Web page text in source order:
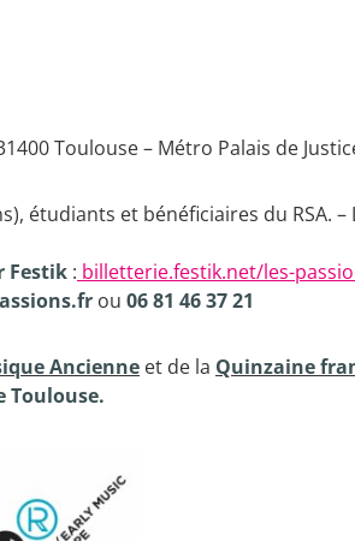
Toulouse – Métro Palais de
étudiants et bénéficiaires du RSA.
Festik : billetterie.festik.net/les-
ou 06 81 46 37 21
Ancienne et de la Quinzaine
Toulouse.